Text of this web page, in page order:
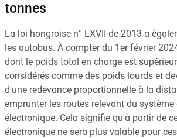
tonnes
La loi hongroise n° LXVII de 2013 a
les autobus. À compter du 1er février
dont le poids total en charge est
considérés comme des poids lourds et
d'une redevance proportionnelle à la
emprunter les routes relevant du système
électronique. Cela signifie qu'à partir de
électronique ne sera plus valable pour